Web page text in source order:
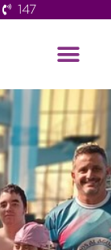
147